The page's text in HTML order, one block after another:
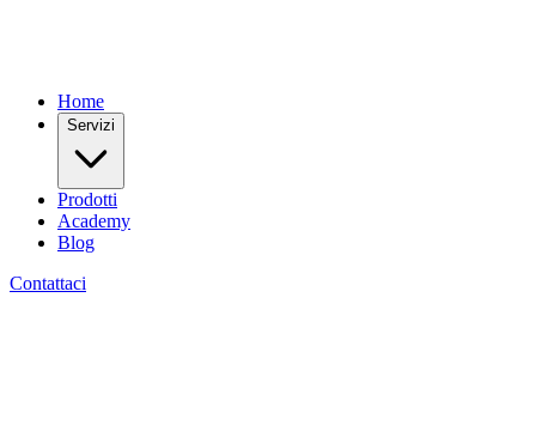
Home
Servizi
Prodotti
Academy
Blog
Contattaci